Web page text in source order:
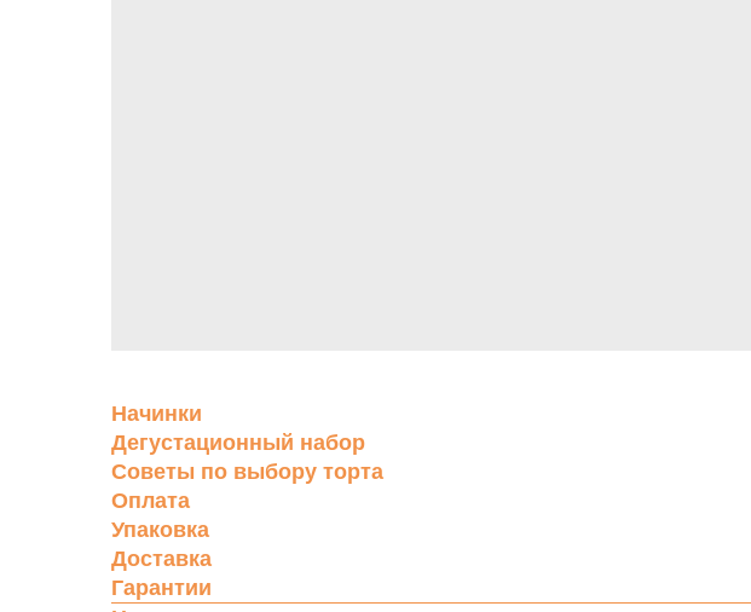
Начинки
Дегустационный набор
Советы по выбору торта
Оплата
Упаковка
Доставка
Гарантии